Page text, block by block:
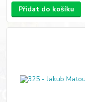
Přidat do košíku